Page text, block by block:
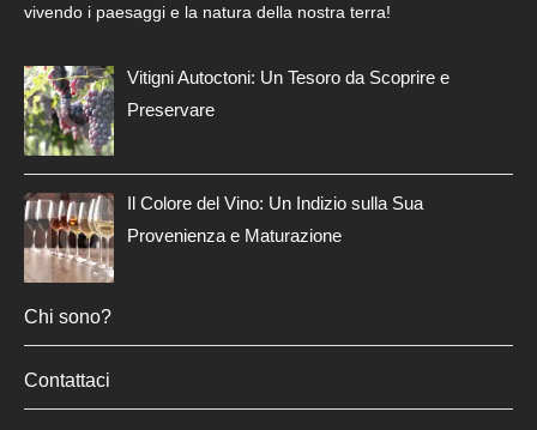
vivendo i paesaggi e la natura della nostra terra!
Vitigni Autoctoni: Un Tesoro da Scoprire e
Preservare
Il Colore del Vino: Un Indizio sulla Sua
Provenienza e Maturazione
Chi sono?
Contattaci